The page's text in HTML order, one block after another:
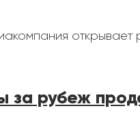
за рубеж